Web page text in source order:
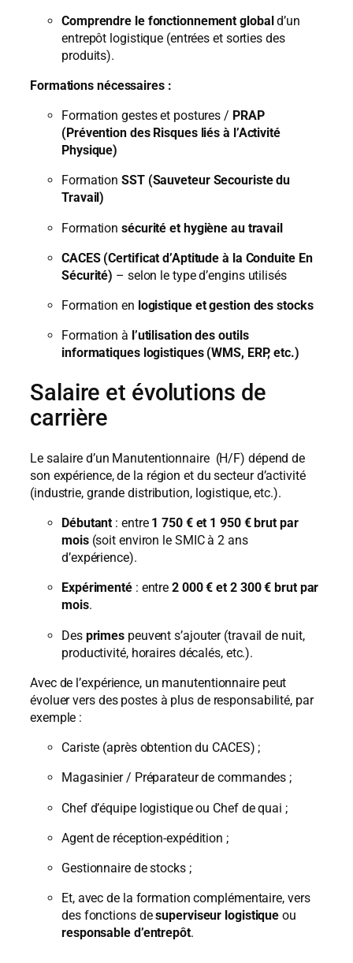
Comprendre le fonctionnement globald’un
entrepôt logistique (entrées et sorties des
produits).
Formations nécessaires :
Formation gestes et postures / PRAP
(Prévention des Risques liés à l’Activité
Physique)
Formation SST (Sauveteur Secouriste du
Travail)
Formation sécurité et hygiène au travail
CACES (Certificat d’Aptitude à la Conduite En
Sécurité) – selon le type d’engins utilisés
Formation en logistique et gestion des stocks
Formation à l’utilisation des outils
informatiques logistiques (WMS, ERP, etc.)
Salaire et évolutions de
carrière
Le salaire d’un Manutentionnaire (H/F) dépend de
son expérience, de la région et du secteur d’activité
(industrie, grande distribution, logistique, etc.).
Débutant : entre 1 750 € et 1 950 € brut par
mois(soit environ le SMIC à 2 ans
d’expérience).
Expérimenté: entre2 000 € et 2 300 € brut par
mois.
Des primes peuvent s’ajouter (travail de nuit,
productivité, horaires décalés, etc.).
Avec de l’expérience, un manutentionnaire peut
évoluer vers des postes à plus de responsabilité, par
exemple :
Cariste (après obtention du CACES) ;
Magasinier / Préparateur de commandes ;
Chef d’équipe logistique ou Chef de quai ;
Agent de réception-expédition ;
Gestionnaire de stocks ;
Et, avec de la formation complémentaire, vers
des fonctions desuperviseur logistique ou
responsable d’entrepôt.